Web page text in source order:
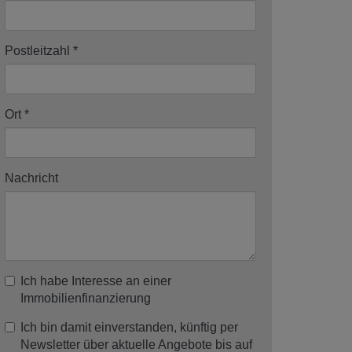
Postleitzahl
Ort
Nachricht
Ich habe Interesse an einer
Immobilienfinanzierung
Ich bin damit einverstanden, künftig per
Newsletter über aktuelle Angebote bis auf